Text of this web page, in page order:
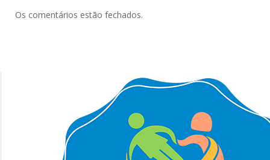
Os comentários estão fechados.